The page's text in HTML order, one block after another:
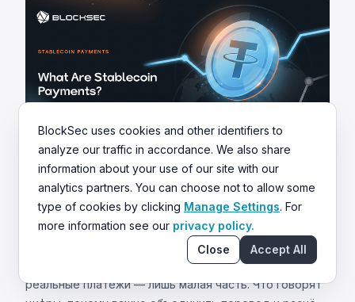
Aug 5 2026 Knowledge
Что такое платежи стейблкоинами?
Полное руководство для бизнеса
Стейблкоины проводили до $1,8 трлн в месяц, но
реальные платежи — лишь малая часть. Что говорят
BlockSec uses cookies and other identifiers to
analyze our traffic in accordance. We also share
information about your use of our site with our
analytics partners. You can choose not to allow some
type of cookies by clicking Manage Settings. For
more information see our privacy policy.
Close
Accept All